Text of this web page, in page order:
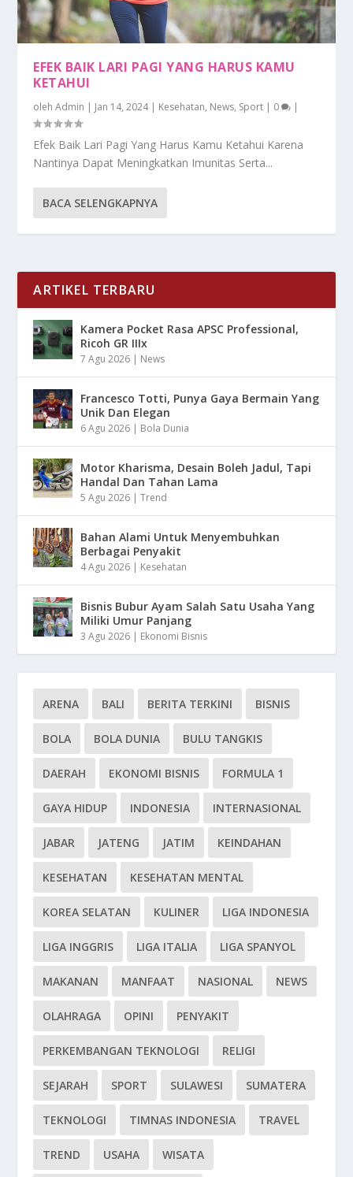
EFEK BAIK LARI PAGI YANG HARUS KAMU
KETAHUI
olehAdmin | Jan 14, 2024| Kesehatan, News, Sport | 0 |
Efek Baik Lari Pagi Yang Harus Kamu Ketahui Karena
Nantinya Dapat Meningkatkan Imunitas Serta...
BACA SELENGKAPNYA
ARTIKEL TERBARU
Kamera Pocket Rasa APSC Professional,
Ricoh GR IIIx
7 Agu 2026 | News
Francesco Totti, Punya Gaya Bermain Yang
Unik Dan Elegan
6 Agu 2026 | Bola Dunia
Motor Kharisma, Desain Boleh Jadul, Tapi
Handal Dan Tahan Lama
5 Agu 2026 |Trend
Bahan Alami Untuk Menyembuhkan
Berbagai Penyakit
4 Agu 2026 | Kesehatan
Bisnis Bubur Ayam Salah Satu Usaha Yang
Miliki Umur Panjang
3 Agu 2026 | Ekonomi Bisnis
ARENA BALI BERITA TERKINI BISNIS
BOLA BOLA DUNIA BULU TANGKIS
DAERAH EKONOMI BISNIS FORMULA 1
GAYA HIDUP INDONESIA INTERNASIONAL
JABAR JATENG JATIM KEINDAHAN
KESEHATAN KESEHATAN MENTAL
KOREA SELATAN KULINER LIGA INDONESIA
LIGA INGGRIS LIGA ITALIA LIGA SPANYOL
MAKANAN MANFAAT NASIONAL NEWS
OLAHRAGA OPINI PENYAKIT
PERKEMBANGAN TEKNOLOGI RELIGI
SEJARAH SPORT SULAWESI SUMATERA
TEKNOLOGI TIMNAS INDONESIA TRAVEL
TREND USAHA WISATA